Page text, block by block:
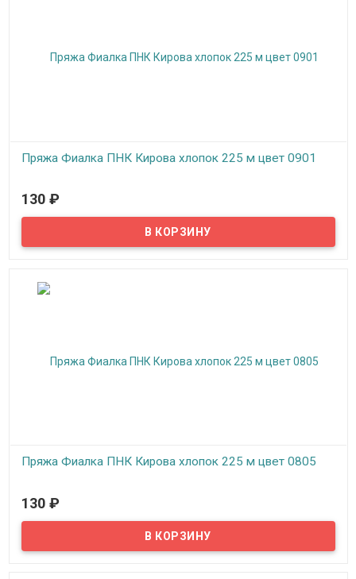
Пряжа Фиалка ПНК Кирова хлопок 225 м цвет 0901
подходит для машинного вязания, можно вязать верхний
трикотаж, скатерти, салфетки, покрывала, пледы.
130 ₽
Пряжа Фиалка ПНК Кирова хлопок 225 м цвет 0805
подходит для машинного вязания, можно вязать верхний
трикотаж, скатерти, салфетки, покрывала, пледы.
130 ₽